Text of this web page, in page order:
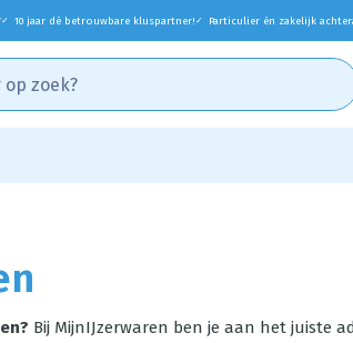
✓ 10 jaar dé betrouwbare kluspartner! ✓ Particulier én zakelijk
Bij MijnIJzerwaren ben je aan het juiste